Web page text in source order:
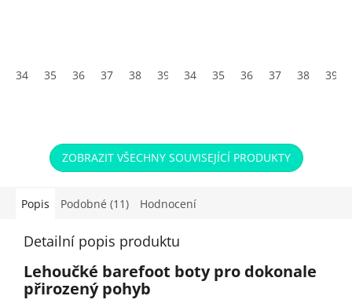
34 35 36 37 38 39 40 41 42 43 44 45
34 35 36 37 38 39
ZOBRAZIT VŠECHNY SOUVISEJÍCÍ PRODUKTY
Popis Podobné (11) Hodnocení
Detailní popis produktu
Lehoučké barefoot boty pro dokonale
přirozený pohyb